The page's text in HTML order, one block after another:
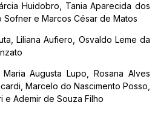
Huidobro, Tania Aparecida dos
Sofner e Marcos César de Matos
Liliana Aufiero, Osvaldo Leme da
Augusta Lupo, Rosana Alves
Marcelo do Nascimento Posso,
e Ademir de Souza Filho